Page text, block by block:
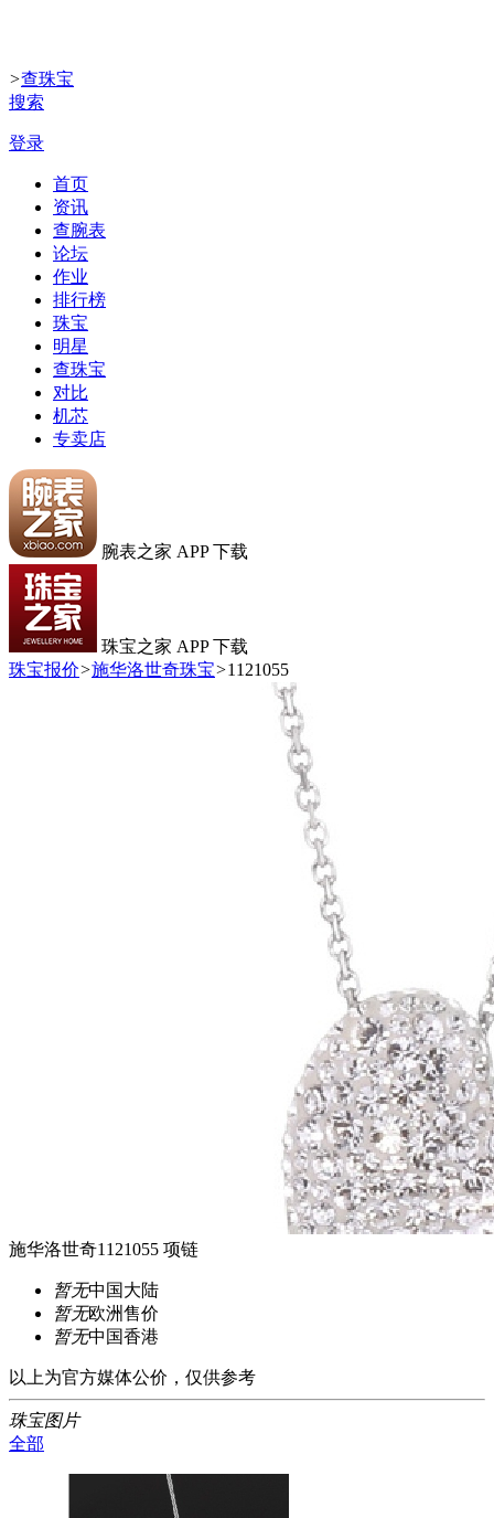
>查珠宝
搜索
登录
首页
资讯
查腕表
论坛
作业
排行榜
珠宝
明星
查珠宝
对比
机芯
专卖店
腕表之家 APP 下载
珠宝之家 APP 下载
珠宝报价>施华洛世奇珠宝>1121055
施华洛世奇1121055 项链
暂无中国大陆
暂无欧洲售价
暂无中国香港
以上为官方媒体公价，仅供参考
珠宝图片
全部